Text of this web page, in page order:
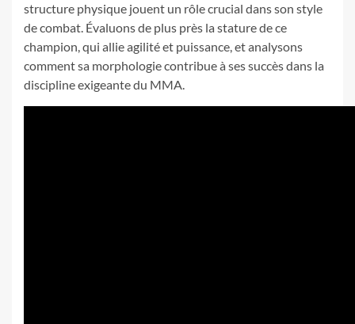
structure physique jouent un rôle crucial dans son style
de combat. Évaluons de plus près la stature de ce
champion, qui allie agilité et puissance, et analysons
comment sa morphologie contribue à ses succès dans la
discipline exigeante du MMA.